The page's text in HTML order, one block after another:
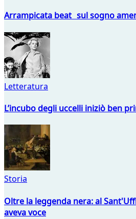
Arrampicata beat sul sogno
Letteratura
L’incubo degli uccelli iniziò ben
Storia
Oltre la leggenda nera: al
aveva voce